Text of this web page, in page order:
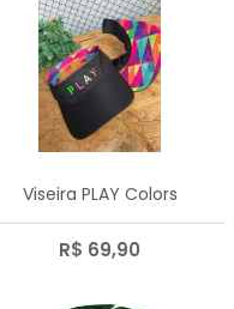
Viseira PLAY Colors
R$ 69,90